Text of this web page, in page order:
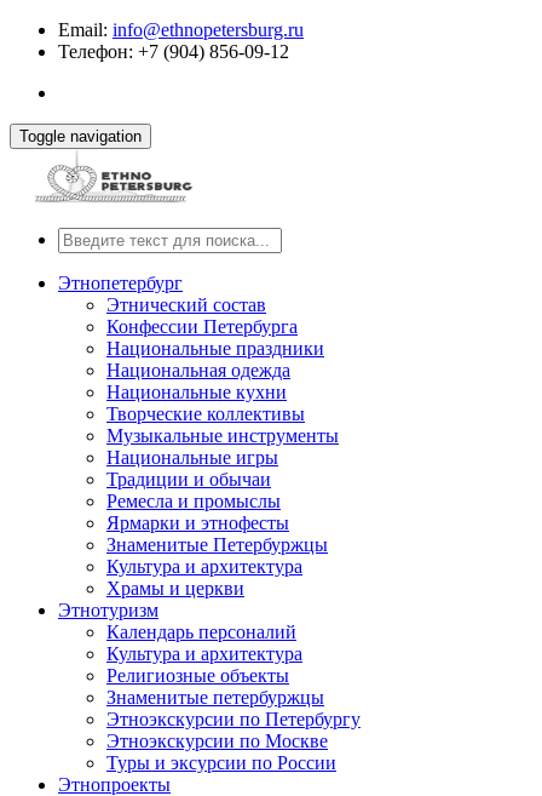
Email: info@ethnopetersburg.ru
Телефон: +7 (904) 856-09-12
Toggle navigation
Этнопетербург
Этнический состав
Конфессии Петербурга
Национальные праздники
Национальная одежда
Национальные кухни
Творческие коллективы
Музыкальные инструменты
Национальные игры
Традиции и обычаи
Ремесла и промыслы
Ярмарки и этнофесты
Знаменитые Петербуржцы
Культура и архитектура
Храмы и церкви
Этнотуризм
Календарь персоналий
Культура и архитектура
Религиозные объекты
Знаменитые петербуржцы
Этноэкскурсии по Петербургу
Этноэкскурсии по Москве
Туры и эксурсии по России
Этнопроекты